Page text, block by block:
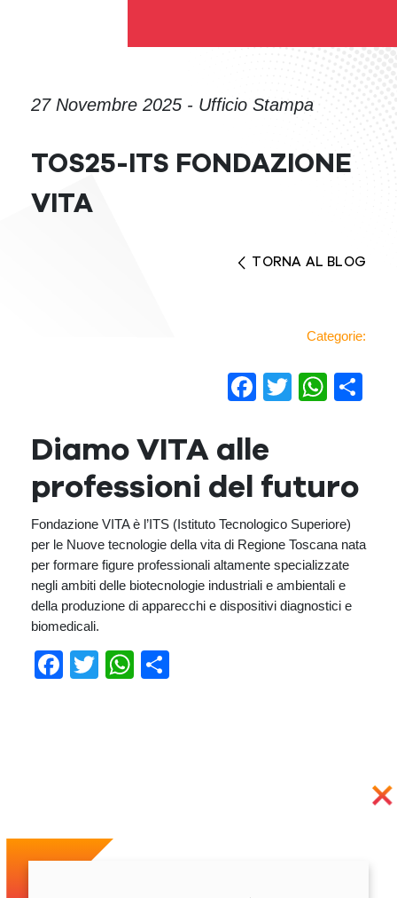
27 Novembre 2025 - Ufficio Stampa
TOS25-ITS FONDAZIONE
VITA
TORNA AL BLOG
Categorie:
Facebook
Twitter
Diamo VITA alle
professioni del futuro
Fondazione VITA è l’ITS (Istituto Tecnologico Superiore)
per le Nuove tecnologie della vita di Regione Toscana nata
per formare figure professionali altamente specializzate
negli ambiti delle biotecnologie industriali e ambientali e
della produzione di apparecchi e dispositivi diagnostici e
biomedicali.
Facebook
TwitterWhatsApp